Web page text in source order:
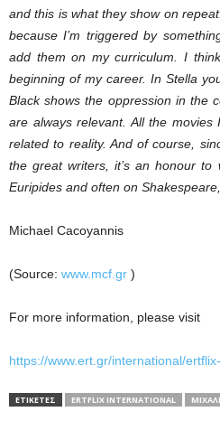
and this is what they show on
because I’m triggered by
add them on my curriculum. I
beginning of my career. In Stella
Black shows the oppression in the
are always relevant. All the movies
related to reality. And of course,
the great writers, it’s an honour to
Euripides and often on
Michael Cacoyannis
(Source: www.mcf.gr )
For more information, please visit
https://www.ert.gr/international/
ΕΤΙΚΕΤΕΣ ERTFLIX INTERNATIONAL